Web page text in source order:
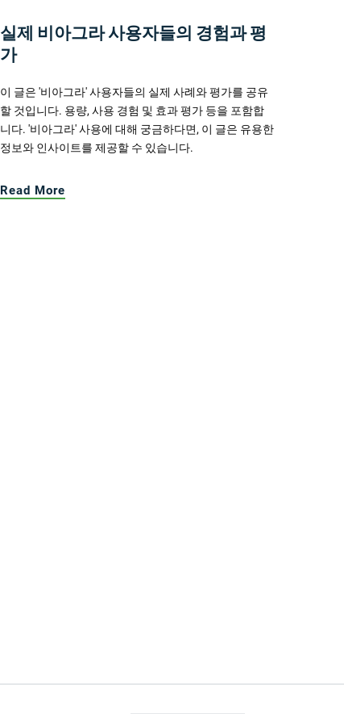
실제 비아그라 사용자들의 경험과 평
가
이 글은 '비아그라' 사용자들의 실제 사례와 평가를 공유
할 것입니다. 용량, 사용 경험 및 효과 평가 등을 포함합
니다. '비아그라' 사용에 대해 궁금하다면, 이 글은 유용한
정보와 인사이트를 제공할 수 있습니다.
Read More